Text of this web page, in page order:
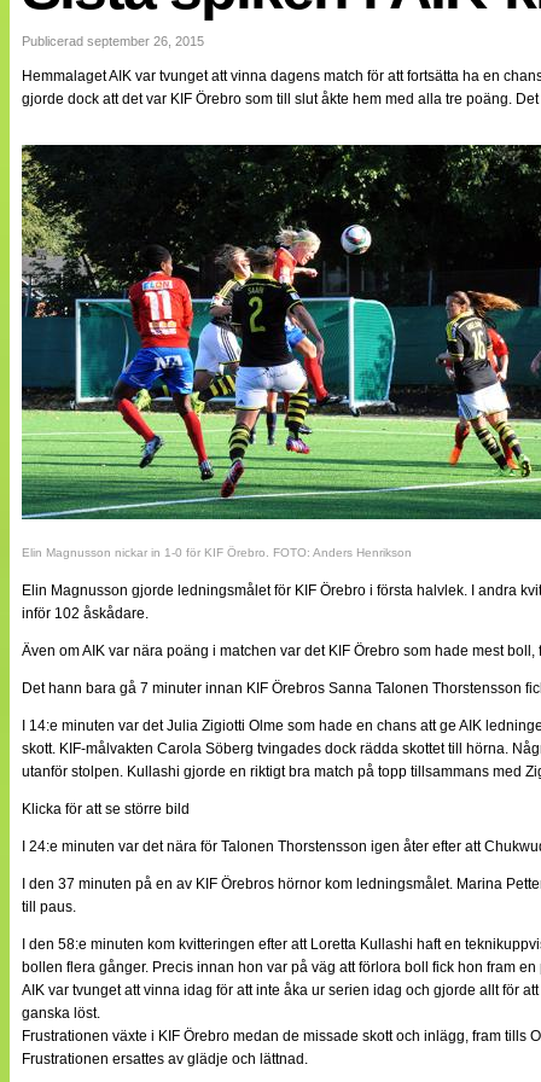
Internationellt
Bildreportage
Bloggar
Lagen
Cuper
Medlemsbilder
Till klubbkassan
NÄTverket
Split vision
Om oss
Annonsera
Statistik
Tipsa Damfotboll
Kontakt
Publicerad september 26, 2015
Hemmalaget AIK var tvunget att vinna dagens match för att fortsätta ha en
gjorde dock att det var KIF Örebro som till slut åkte hem med alla tre poäng.
Elin Magnusson nickar in 1-0 för KIF Örebro. FOTO: Anders Henrikson
Elin Magnusson gjorde ledningsmålet för KIF Örebro i första halvlek. I andra
inför 102 åskådare.
Även om AIK var nära poäng i matchen var det KIF Örebro som hade mest
Det hann bara gå 7 minuter innan KIF Örebros Sanna Talonen Thorstensson
I 14:e minuten var det Julia Zigiotti Olme som hade en chans att ge AIK
skott. KIF-målvakten Carola Söberg tvingades dock rädda skottet till hörna.
utanför stolpen. Kullashi gjorde en riktigt bra match på topp tillsammans med
Klicka för att se större bild
I 24:e minuten var det nära för Talonen Thorstensson igen åter efter att
I den 37 minuten på en av KIF Örebros hörnor kom ledningsmålet. Marina
till paus.
I den 58:e minuten kom kvitteringen efter att Loretta Kullashi haft en
bollen flera gånger. Precis innan hon var på väg att förlora boll fick hon fram
AIK var tvunget att vinna idag för att inte åka ur serien idag och gjorde allt för
ganska löst.
Frustrationen växte i KIF Örebro medan de missade skott och inlägg, fram
Frustrationen ersattes av glädje och lättnad.